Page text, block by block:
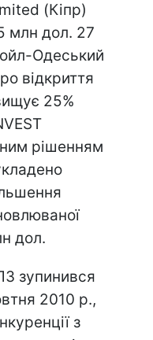
(Кіпр)
млн дол. 27
Одеський
відкриття
25%
рішенням
дол.
зупинився
2010 р.,
з